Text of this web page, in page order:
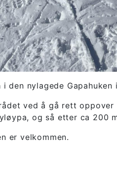
den nylagede Gapahuken
ved å gå rett
og så etter ca 200
er velkommen.